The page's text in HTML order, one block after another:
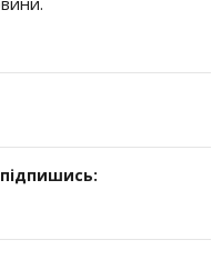
підпишись: